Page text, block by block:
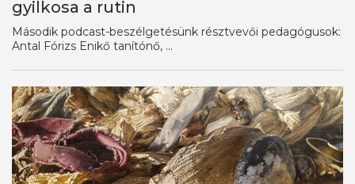
gyilkosa a rutin
Második podcast-beszélgetésünk résztvevői pedagógusok:
Antal Fórizs Enikő tanítónő, ...